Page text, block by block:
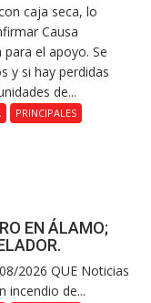
caja seca, lo
Causa
el apoyo. Se
y si hay perdidas
de...
PRINCIPALES
EN ÁLAMO;
2026 QUE Noticias
incendio de...